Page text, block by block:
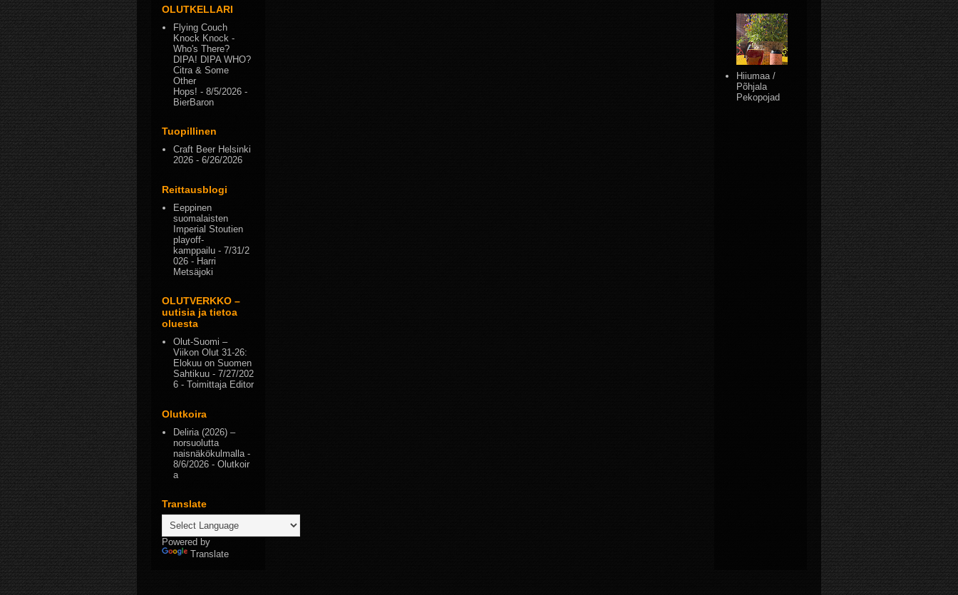
OLUTKELLARI
Flying Couch
Knock Knock -
Who's There?
DIPA! DIPA WHO?
Citra & Some
Other
Hops! - 8/5/2026 -
BierBaron
Tuopillinen
Craft Beer Helsinki
2026 - 6/26/2026
Reittausblogi
Eeppinen
suomalaisten
Imperial Stoutien
playoff-
kamppailu - 7/31/2
026 - Harri
Metsäjoki
OLUTVERKKO –
uutisia ja tietoa
oluesta
Olut-Suomi –
Viikon Olut 31-26:
Elokuu on Suomen
Sahtikuu - 7/27/202
6 - Toimittaja Editor
Olutkoira
Deliria (2026) –
norsuolutta
naisnäkökulmalla -
8/6/2026 - Olutkoir
a
Translate
Powered by
Translate
Hiiumaa /
Põhjala
Pekopojad